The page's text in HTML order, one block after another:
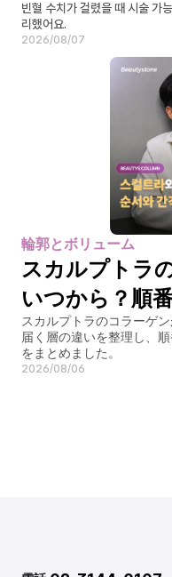
빈혈 수치가 걸렸을 때 시술 가
리했어요.
2026/08/07
輪郭とボリューム
スカルプトラ
いつから？順
スカルプトラのコラーゲ
届く層の違いを整理し、
をまとめました。
2026/08/06